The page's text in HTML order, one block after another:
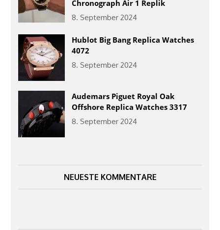
Chronograph Air 1 Replik
8. September 2024
Hublot Big Bang Replica Watches
4072
8. September 2024
Audemars Piguet Royal Oak
Offshore Replica Watches 3317
8. September 2024
NEUESTE KOMMENTARE